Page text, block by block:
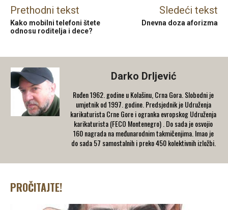
Prethodni tekst
Kako mobilni telefoni štete
odnosu roditelja i dece?
Sledeći tekst
Dnevna doza aforizma
Darko Drljević
Rođen 1962. godine u Kolašinu, Crna Gora. Slobodni je
umjetnik od 1997. godine. Predsjednik je Udruženja
karikaturista Crne Gore i ogranka evropskog Udruženja
karikaturista (FECO Montenegro) . Do sada je osvojio
160 nagrada na međunarodnim takmičenjima. Imao je
do sada 57 samostalnih i preko 450 kolektivnih izložbi.
PROČITAJTE!